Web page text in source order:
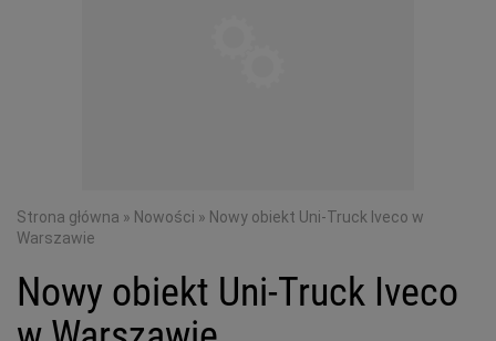
Strona główna » Nowości » Nowy obiekt Uni-Truck Iveco w
Warszawie
Nowy obiekt Uni-Truck Iveco